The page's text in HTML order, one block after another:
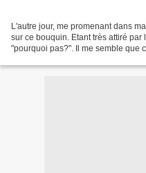
L'autre jour, me promenant dans
sur ce bouquin. Etant très attiré par
"pourquoi pas?". Il me semble que